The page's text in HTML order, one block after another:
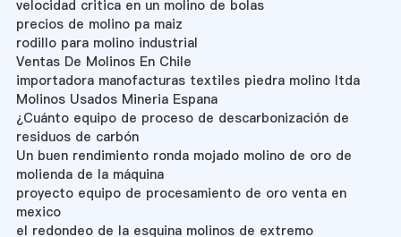
velocidad critica en un molino de bolas
precios de molino pa maiz
rodillo para molino industrial
Ventas De Molinos En Chile
importadora manofacturas textiles piedra molino ltda
Molinos Usados Mineria Espana
¿Cuánto equipo de proceso de descarbonización de
residuos de carbón
Un buen rendimiento ronda mojado molino de oro de
molienda de la máquina
proyecto equipo de procesamiento de oro venta en
mexico
el redondeo de la esquina molinos de extremo